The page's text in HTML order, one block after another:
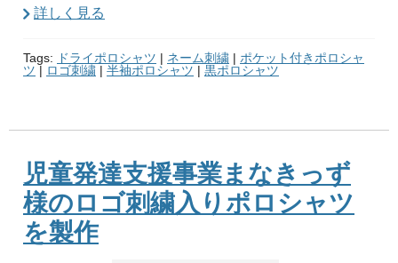
詳しく見る
Tags: ドライポロシャツ | ネーム刺繍 | ポケット付きポロシャ
ツ | ロゴ刺繍 | 半袖ポロシャツ | 黒ポロシャツ
児童発達支援事業まなきっず
様のロゴ刺繍入りポロシャツ
を製作